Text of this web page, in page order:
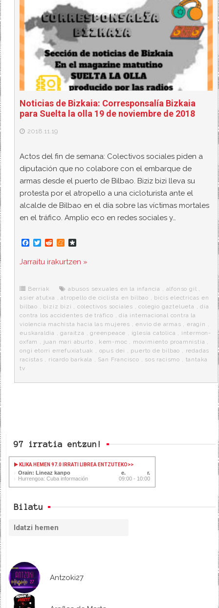
Noticias de Bizkaia: Corresponsalía Bizkaia
para Suelta la olla 19 de noviembre de 2018
2018.11.19
Actos del fin de semana: Colectivos sociales piden a
diputación que no colabore con el embarque de
armas desde el puerto de Bilbao. Biziz bizi lleva su
protesta por el atropello a una cicloturista ante el
alcalde de Bilbao en el día sobre las víctimas mortales
en el tráfico. Amplio eco en redes sociales y…
F
c
e
o
k
T
i
t
r
R
d
d
M
n
e
e
a
s
r
a
Jarraitu irakurtzen »
Berriak abusos sexuales en la infancia alfonso gil
asier atutxa
,atropello de ciclista en bilbao
bicis electricas en
bilbao
biziz bizi colectivos sociales ,colegio gaztelueta ,día
contra los accidentes de tráfico ,día internacional contra la
violencia machista hacia las mujeres ,envio de armas ,eragin
euskaraldia
,garaitza ,greenpeace iglesia catolica
intermon-
oxfam
juan mari aburto kem-moc movimiento proamnistia
ongi etorri errefuxiatuak
opus dei puerto de bilbao
redadas
racistas
ricardo barkala San Francisco sos racismo
tantaka
tv
97 irratia entzun!
KLIKA HEMEN 97.0 IRRATI LIBREA ENTZUTEKO>>
Orain: Lineaz kanpo
Hurrengoa: Cuba información
09:00 - 10:00
Bilatu
Antzoki27